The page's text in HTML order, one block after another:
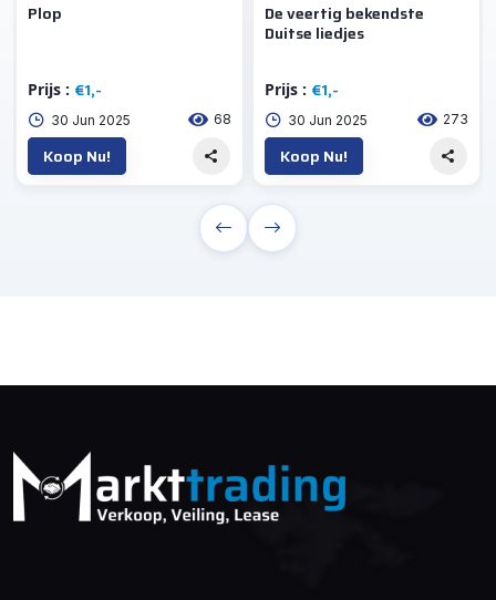
Plop
Prijs : €1,-
30 Jun 2025 68
Koop Nu!
De veertig bekendste
Duitse liedjes
Prijs : €1,-
30 Jun 2025 273
Koop Nu!